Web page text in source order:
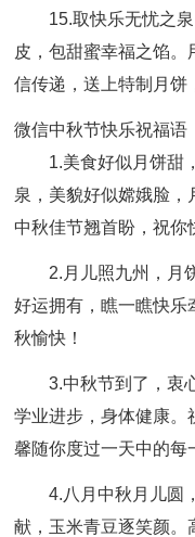
15.取快乐无忧之
皮，包甜蜜幸福之馅。
信传递，送上特制月饼
微信中秋节快乐祝福语
1.美食好似月饼甜
泉，美貌好似嫦娥脸，
中秋佳节翘首盼，祝你
2.月儿照九州，月
好运拥有，瞧一瞧快乐
秋愉快！
3.中秋节到了，衷
学业进步，身体健康。
馨随你度过一天中的每
4.八月中秋月儿圆
献，玉米青豆逐笑颜。